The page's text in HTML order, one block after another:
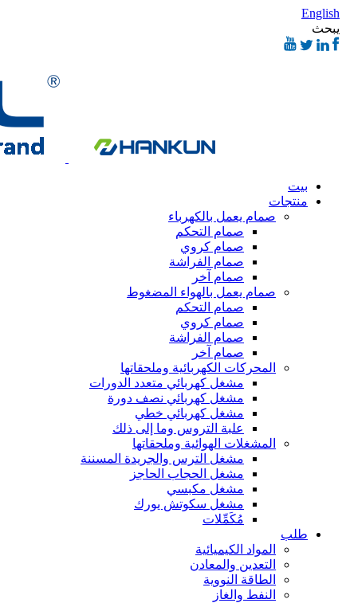
English
يبحث
بيت
منتجات
صمام يعمل بالكهرباء
صمام التحكم
صمام كروي
صمام الفراشة
صمام آخر
صمام يعمل بالهواء المضغوط
صمام التحكم
صمام كروي
صمام الفراشة
صمام آخر
المحركات الكهربائية وملحقاتها
مشغل كهربائي متعدد الدورات
مشغل كهربائي نصف دورة
مشغل كهربائي خطي
علبة التروس وما إلى ذلك
المشغلات الهوائية وملحقاتها
مشغل الترس والجريدة المسننة
مشغل الحجاب الحاجز
مشغل مكبسي
مشغل سكوتش يورك
مُكَمِّلات
طلب
المواد الكيميائية
التعدين والمعادن
الطاقة النووية
النفط والغاز